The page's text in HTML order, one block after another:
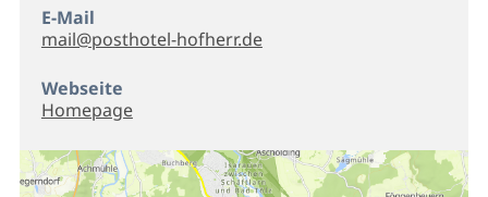
E-Mail
mail@posthotel-hofherr.de
Webseite
Homepage